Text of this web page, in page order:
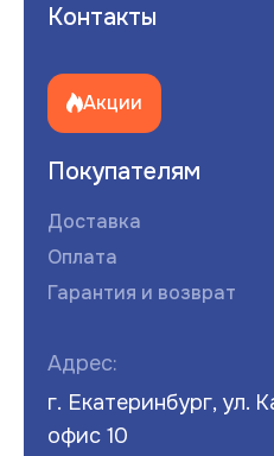
Контакты
Акции
Покупателям
Доставка
Оплата
Гарантия и возврат
Адрес:
г. Екатеринбург, ул.
офис 10